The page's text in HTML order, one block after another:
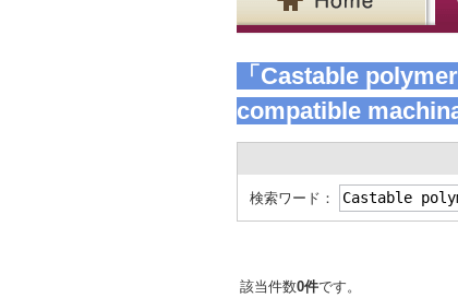
「Castable
compatible
検索ワード：
該当件数0件です。